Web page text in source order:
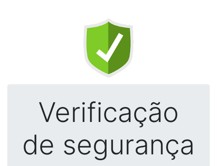
Verificação
de segurança